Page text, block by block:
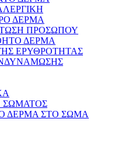
ΔΕΡΜΑ
ΠΡΟΣΩΠΟΥ
ΔΕΡΜΑ
ΕΡΥΘΡΟΤΗΤΑΣ
ΣΩΜΑΤΟΣ
ΔΕΡΜΑ ΣΤΟ ΣΩΜΑ